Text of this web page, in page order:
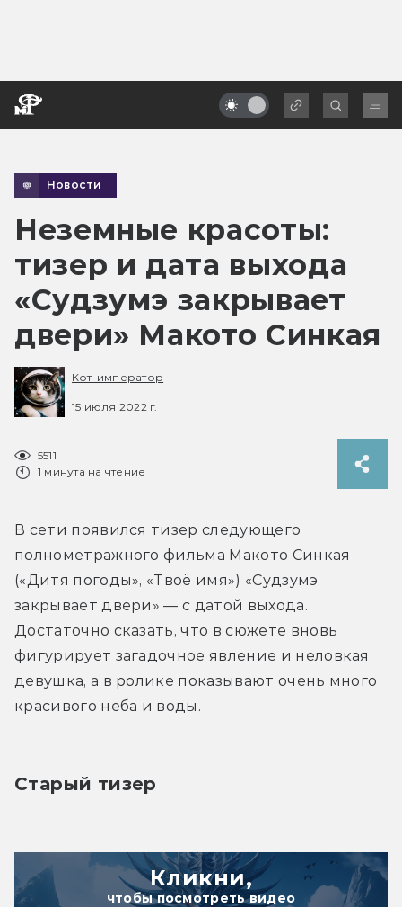
Новости
Неземные красоты:
тизер и дата выхода
«Судзумэ закрывает
двери» Макото Синкая
Кот-император
15 июля 2022 г.
5511
1 минута на чтение
В сети появился тизер следующего
полнометражного фильма Макото Синкая
(«Дитя погоды», «Твоё имя») «Судзумэ
закрывает двери» — с датой выхода.
Достаточно сказать, что в сюжете вновь
фигурирует загадочное явление и неловкая
девушка, а в ролике показывают очень много
красивого неба и воды.
Старый тизер
Кликни,
чтобы посмотреть видео